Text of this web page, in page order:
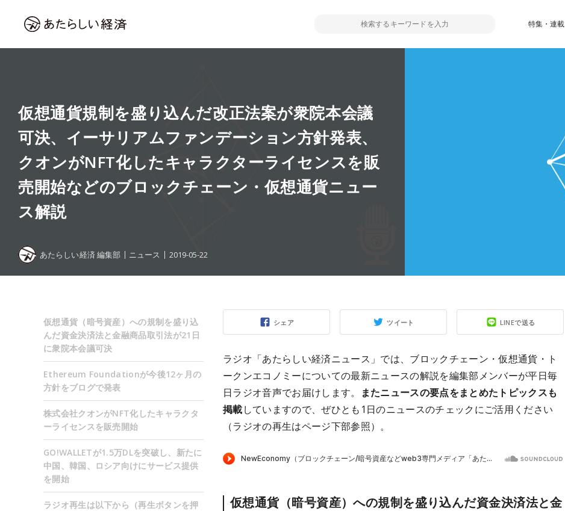
特集・連載
仮想通貨規制を盛り込んだ改正法案が衆院本会議
可決、イーサリアムファンデーション方針発表、
クオンがNFT化したキャラクターライセンスを販
売開始などのブロックチェーン・仮想通貨ニュー
ス解説
あたらしい経済 編集部 ニュース 2019-05-22
シェア ツイート LINEで送る
ラジオ「あたらしい経済ニュース」では、ブロックチェーン・仮想通貨・ト
ークンエコノミーについての最新ニュースの解説を編集部メンバーが平日毎
日ラジオ音声でお届けします。
またニュースの要点をまとめたトピックスも
掲載していますので、ぜひとも1日のニュースのチェックにご活用ください
（ラジオの再生はページ下部参照）。
仮想通貨（暗号資産）への規制を盛り込んだ資金決済法と金
仮想通貨（暗号資産）への規制を盛り込
んだ資金決済法と金融商品取引法が21日
に衆院本会議可決
Ethereum Foundationが今後12ヶ月の
方針をブログで発表
株式会社クオンがNFT化したキャラクタ
ーライセンスを販売開始
GO!WALLETが1.5万DLを突破し、新たに
中国、韓国、ロシア向けにサービス提供
を開始
ラジオ再生は以下から（再生ボタンを押